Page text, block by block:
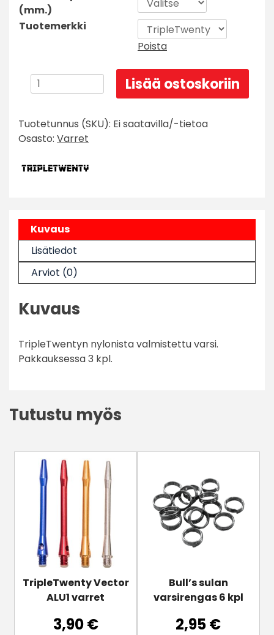
(mm.)
Tuotemerkki
Poista
TripleTwenty
Vector
varsi
määrä
Lisää ostoskoriin
Tuotetunnus (SKU): Ei saatavilla/-tietoa
Osasto: Varret
Kuvaus
Lisätiedot
Arviot (0)
Kuvaus
TripleTwentyn nylonista valmistettu varsi.
Pakkauksessa 3 kpl.
Tutustu myös
TripleTwenty Vector
ALU1 varret
3,90€
Tällä
tuotteella
useampi
muunnelma.
Voit
tehdä
valinnat
tuotteen
sivulla.
Bull’s sulan
varsirengas 6 kpl
2,95€